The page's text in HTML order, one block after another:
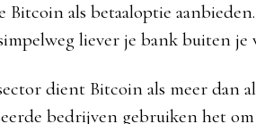
Bitcoin als betaaloptie
liever je bank buiten je
dient Bitcoin als meer dan
bedrijven gebruiken het